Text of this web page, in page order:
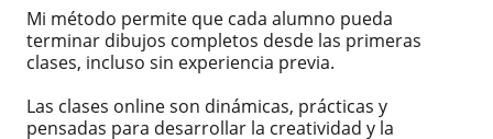
Mi método permite que cada alumno pueda
terminar dibujos completos desde las primeras
clases, incluso sin experiencia previa.
Las clases online son dinámicas, prácticas y
pensadas para desarrollar la creatividad y la